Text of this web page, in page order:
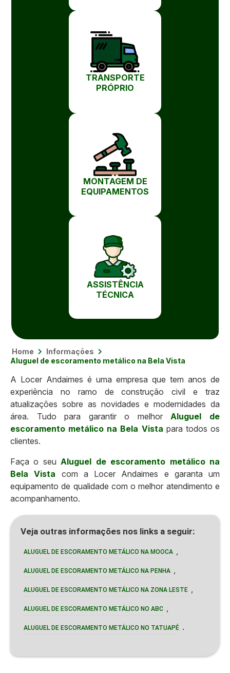
TRANSPORTE
PRÓPRIO
MONTAGEM DE
EQUIPAMENTOS
ASSISTÊNCIA
TÉCNICA
Home
Informações
Aluguel de escoramento metálico na Bela Vista
A Locer Andaimes é uma empresa que tem anos de
experiência no ramo de construção civil e traz
atualizações sobre as novidades e modernidades da
área. Tudo para garantir o melhor Aluguel de
escoramento metálico na Bela Vista para todos os
clientes.
Faça o seu Aluguel de escoramento metálico na
Bela Vista com a Locer Andaimes e garanta um
equipamento de qualidade com o melhor atendimento e
acompanhamento.
Veja outras informações nos links a seguir:
ALUGUEL DE ESCORAMENTO METÁLICO NA MOOCA
ALUGUEL DE ESCORAMENTO METÁLICO NA PENHA
ALUGUEL DE ESCORAMENTO METÁLICO NA ZONA LESTE
ALUGUEL DE ESCORAMENTO METÁLICO NO ABC
ALUGUEL DE ESCORAMENTO METÁLICO NO TATUAPÉ .